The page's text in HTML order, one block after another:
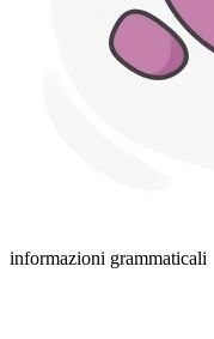
informazioni grammaticali